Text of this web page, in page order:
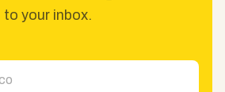
to your inbox.